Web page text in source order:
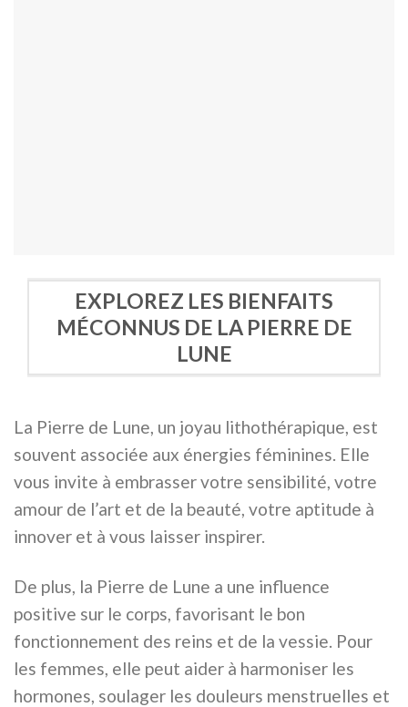
EXPLOREZ LES BIENFAITS
MÉCONNUS DE LA PIERRE DE
LUNE
La Pierre de Lune, un joyau lithothérapique, est
souvent associée aux énergies féminines. Elle
vous invite à embrasser votre sensibilité, votre
amour de l’art et de la beauté, votre aptitude à
innover et à vous laisser inspirer.
De plus, la Pierre de Lune a une influence
positive sur le corps, favorisant le bon
fonctionnement des reins et de la vessie. Pour
les femmes, elle peut aider à harmoniser les
hormones, soulager les douleurs menstruelles et